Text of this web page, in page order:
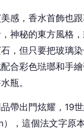
感，香水首飾也
神秘的東方風格，
，但只要把玻璃
合彩色琺瑯和手
瓶。
帶出門炫耀， 19
），這個法文字原